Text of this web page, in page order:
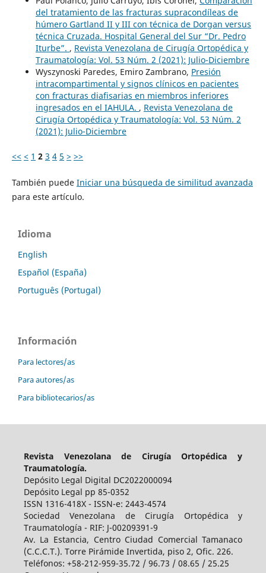
del tratamiento de las fracturas supracondíleas de
húmero Gartland II y III con técnica de Dorgan versus
técnica Cruzada. Hospital General del Sur “Dr. Pedro
Iturbe”. , Revista Venezolana de Cirugía Ortopédica y
Traumatología: Vol. 53 Núm. 2 (2021): Julio-Diciembre
Wyszynoski Paredes, Emiro Zambrano, Presión
intracompartimental y signos clínicos en pacientes
con fracturas diafisarias en miembros inferiores
ingresados en el IAHULA. , Revista Venezolana de
Cirugía Ortopédica y Traumatología: Vol. 53 Núm. 2
(2021): Julio-Diciembre
<< < 1 2 3 4 5 > >>
También puede Iniciar una búsqueda de similitud avanzada
para este artículo.
Idioma
English
Español (España)
Português (Portugal)
Información
Para lectores/as
Para autores/as
Para bibliotecarios/as
Revista Venezolana de Cirugía Ortopédica y
Traumatología.
Depósito Legal Digital DC2022000094
Depósito Legal pp 85-0352
ISSN 1316-418X - ISSN-e: 2443-4574
Sociedad Venezolana de Cirugía Ortopédica y
Traumatología - RIF: J-00209391-9
Av. La Estancia, Centro Ciudad Comercial Tamanaco
(C.C.C.T.). Torre Pirámide Invertida, piso 2, Ofic. 226.
Teléfonos: +58-212-959-35.72 / 96.73 / 08.65 / 25.25